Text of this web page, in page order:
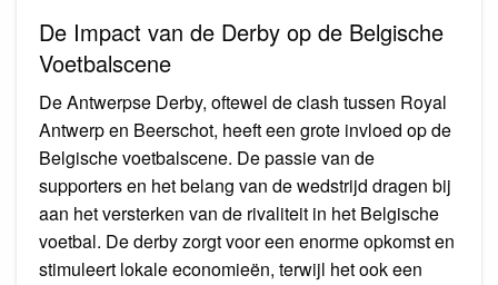
De Impact van de Derby op de Belgische
Voetbalscene
De Antwerpse Derby, oftewel de clash tussen Royal
Antwerp en Beerschot, heeft een grote invloed op de
Belgische voetbalscene. De passie van de
supporters en het belang van de wedstrijd dragen bij
aan het versterken van de rivaliteit in het Belgische
voetbal. De derby zorgt voor een enorme opkomst en
stimuleert lokale economieën, terwijl het ook een